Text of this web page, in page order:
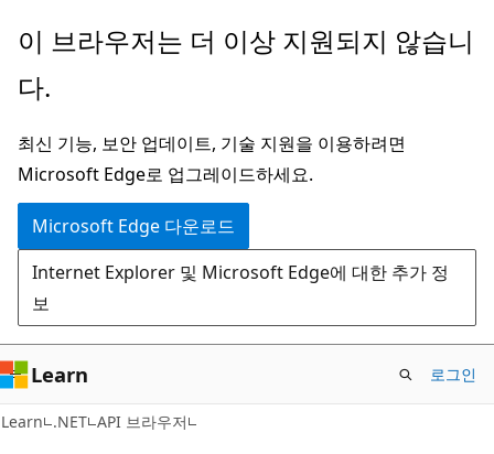
주
콘
츠
로
건
너
뛰
기
페
지
탐
색
으
로
건
너
뛰
기
이 브라우저는 더 이상 지원되지 않습니
다.
최신 기능, 보안 업데이트, 기술 지원을 이용하려면
Microsoft Edge로 업그레이드하세요.
Microsoft Edge 다운로드
Internet Explorer 및 Microsoft Edge에 대한 추가 정
보
Learn 로그인
Learn .NET API 브라우저